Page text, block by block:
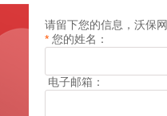
请留下您的信息，沃保
*您的姓名：
电子邮箱：